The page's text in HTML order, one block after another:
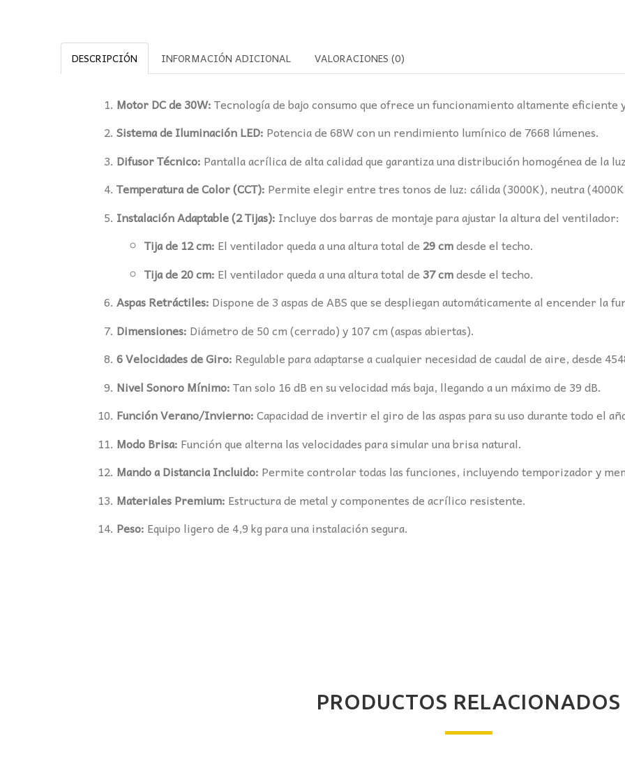
DESCRIPCIÓN INFORMACIÓN ADICIONAL VALORACIONES (0)
Motor DC de 30W:Tecnología de bajo consumo que ofrece un funcionamiento altamente eficiente
Sistema de Iluminación LED: Potencia de 68W con un rendimiento lumínico de 7668 lúmenes.
Difusor Técnico: Pantalla acrílica de alta calidad que garantiza una distribución homogénea de la
Temperatura de Color (CCT): Permite elegir entre tres tonos de luz: cálida (3000K), neutra
Instalación Adaptable (2 Tijas): Incluye dos barras de montaje para ajustar la altura del ventilador:
Tija de 12 cm: El ventilador queda a una altura total de 29 cmdesde el techo.
Tija de 20 cm: El ventilador queda a una altura total de 37 cmdesde el techo.
Aspas Retráctiles: Dispone de 3 aspas de ABS que se despliegan automáticamente al encender la
Dimensiones: Diámetro de 50 cm (cerrado) y 107 cm (aspas abiertas).
6 Velocidades de Giro: Regulable para adaptarse a cualquier necesidad de caudal de aire, desde
Nivel Sonoro Mínimo:Tan solo 16 dB en su velocidad más baja, llegando a un máximo de 39 dB.
Función Verano/Invierno:Capacidad de invertir el giro de las aspas para su uso durante todo el
Modo Brisa: Función que alterna las velocidades para simular una brisa natural.
Mando a Distancia Incluido: Permite controlar todas las funciones, incluyendo temporizador y
Materiales Premium: Estructura de metal y componentes de acrílico resistente.
Peso: Equipo ligero de 4,9 kg para una instalación segura.
PRODUCTOS RELACIONADOS